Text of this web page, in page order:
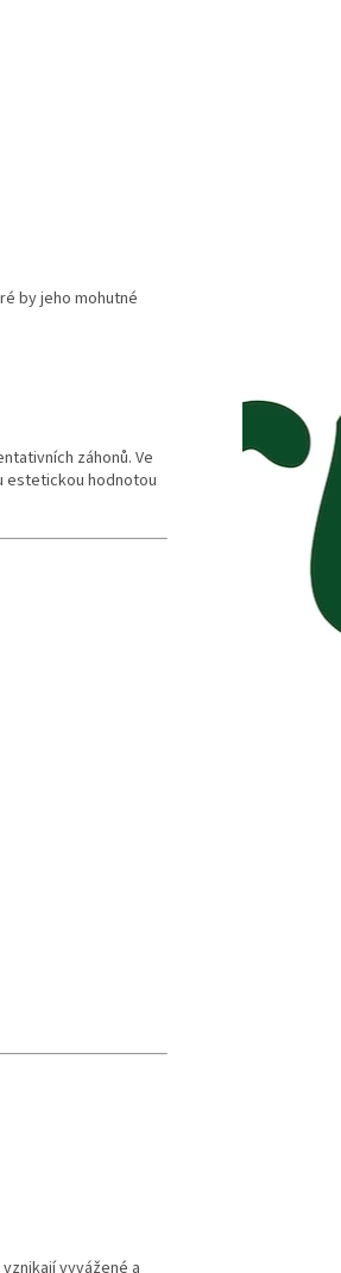
by jeho mohutné
záhonů. Ve
estetickou hodnotou
vyvážené a